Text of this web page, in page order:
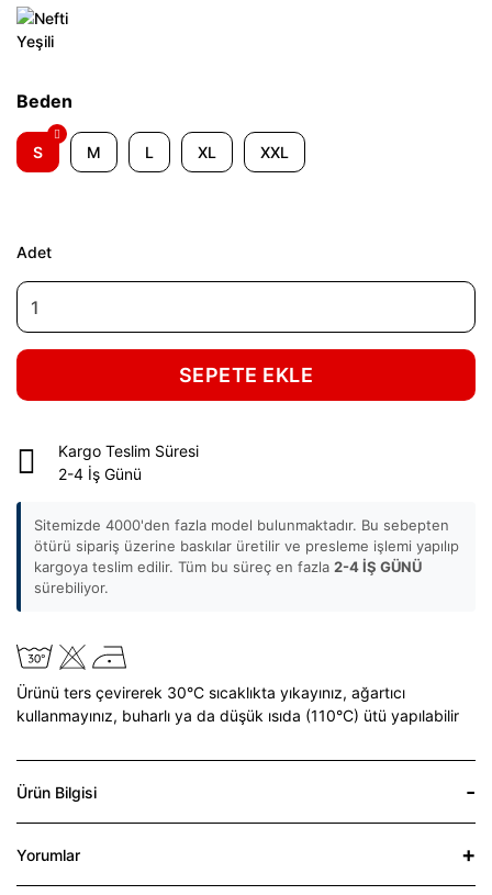
Beden
S M L XL XXL
Adet
SEPETE EKLE
Kargo Teslim Süresi
2-4 İş Günü
Sitemizde 4000'den fazla model bulunmaktadır. Bu sebepten
ötürü sipariş üzerine baskılar üretilir ve presleme işlemi yapılıp
kargoya teslim edilir. Tüm bu süreç en fazla 2-4 İŞ GÜNÜ
sürebiliyor.
Ürünü ters çevirerek 30°C sıcaklıkta yıkayınız, ağartıcı
kullanmayınız, buharlı ya da düşük ısıda (110°C) ütü yapılabilir
Ürün Bilgisi
Yorumlar